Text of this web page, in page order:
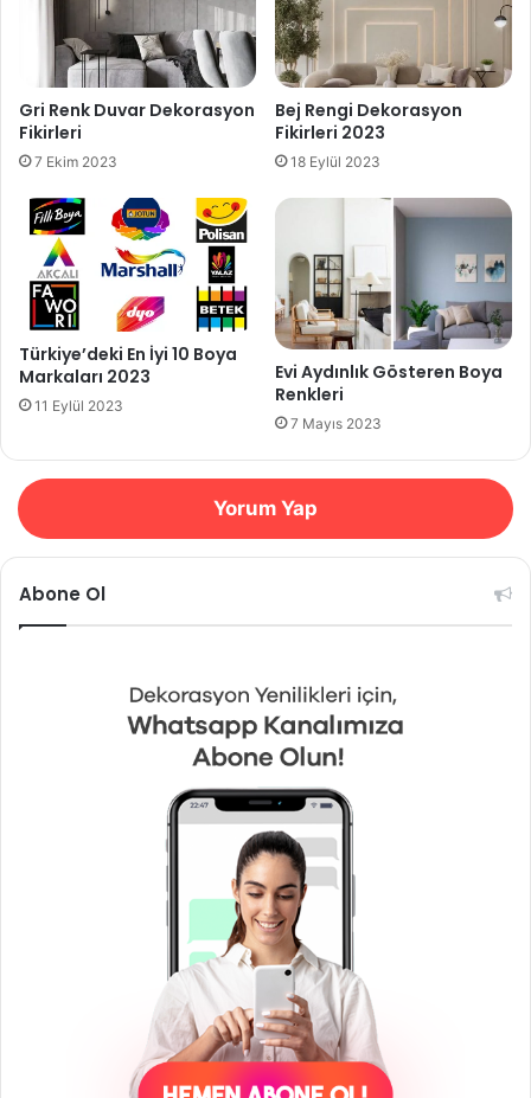
Gri Renk Duvar Dekorasyon
Fikirleri
7 Ekim 2023
Bej Rengi Dekorasyon
Fikirleri 2023
18 Eylül 2023
Türkiye’deki En İyi 10 Boya
Markaları 2023
11 Eylül 2023
Evi Aydınlık Gösteren Boya
Renkleri
7 Mayıs 2023
Yorum Yap
Abone Ol